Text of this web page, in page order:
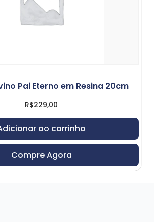
Pai Eterno em Resina 20cm
R$229,00
ao carrinho
Compre Agora